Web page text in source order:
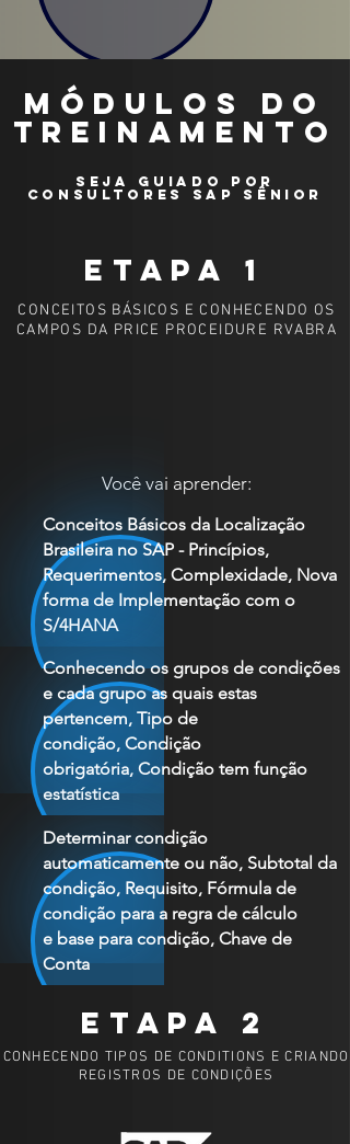
MÓDULOS DO
TREINAMENTO
SEJA GUIADO POR
CONSULTORES SAP SÊNIOR
ETAPA 1
CONCEITOS BÁSICOS E CONHECENDO OS
CAMPOS DA PRICE PROCEIDURE RVABRA
Você vai aprender:
Conceitos Básicos da Localização
Brasileira no SAP - Princípios,
Requerimentos, Complexidade, Nova
forma de Implementação com o
S/4HANA
Conhecendo os grupos de condições
e cada grupo as quais estas
pertencem, Tipo de
condição, Condição
obrigatória, Condição tem função
estatística
Determinar condição
automaticamente ou não, Subtotal da
condição, Requisito, Fórmula de
condição para a regra de cálculo
e base para condição, Chave de
Conta
ETAPA 2
CONHECENDO TIPOS DE CONDITIONS E CRIANDO
REGISTROS DE CONDIÇÕES